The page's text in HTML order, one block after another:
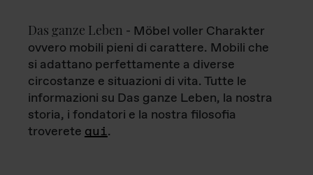
Das ganze Leben - Möbel voller Charakter
ovvero mobili pieni di carattere. Mobili che
si adattano perfettamente a diverse
circostanze e situazioni di vita. Tutte le
informazioni su Das ganze Leben, la nostra
storia, i fondatori e la nostra filosofia
troverete qui.